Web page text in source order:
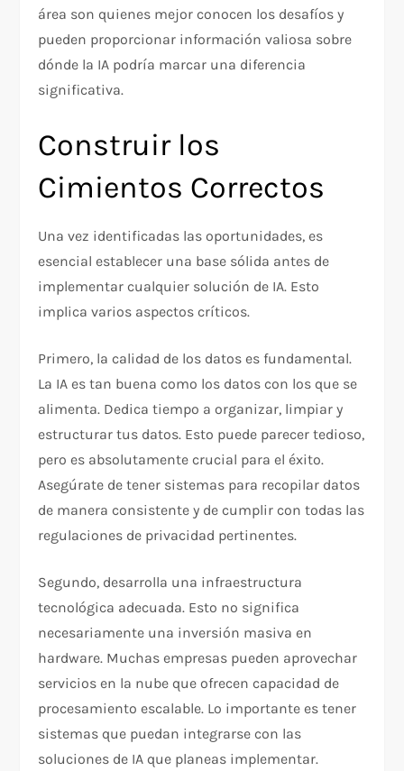
área son quienes mejor conocen los desafíos y
pueden proporcionar información valiosa sobre
dónde la IA podría marcar una diferencia
significativa.
Construir los
Cimientos Correctos
Una vez identificadas las oportunidades, es
esencial establecer una base sólida antes de
implementar cualquier solución de IA. Esto
implica varios aspectos críticos.
Primero, la calidad de los datos es fundamental.
La IA es tan buena como los datos con los que se
alimenta. Dedica tiempo a organizar, limpiar y
estructurar tus datos. Esto puede parecer tedioso,
pero es absolutamente crucial para el éxito.
Asegúrate de tener sistemas para recopilar datos
de manera consistente y de cumplir con todas las
regulaciones de privacidad pertinentes.
Segundo, desarrolla una infraestructura
tecnológica adecuada. Esto no significa
necesariamente una inversión masiva en
hardware. Muchas empresas pueden aprovechar
servicios en la nube que ofrecen capacidad de
procesamiento escalable. Lo importante es tener
sistemas que puedan integrarse con las
soluciones de IA que planeas implementar.